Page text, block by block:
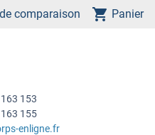
comparaison Panier
153
155
enligne.fr